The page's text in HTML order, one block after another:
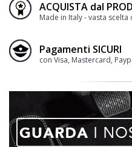
ACQUISTA dal
Made in Italy - vasta
Pagamenti SICURI
con Visa, Mastercard,